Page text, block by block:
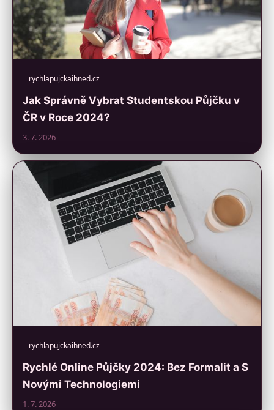
rychlapujckaihned.cz
Jak Správně Vybrat Studentskou Půjčku v
ČR v Roce 2024?
3. 7. 2026
rychlapujckaihned.cz
Rychlé Online Půjčky 2024: Bez Formalit a S
Novými Technologiemi
1. 7. 2026